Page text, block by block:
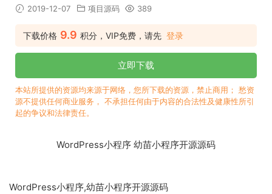
2019-12-07 项目源码 389
下载价格 9.9 积分，VIP免费，请先 登录
立即下载
本站所提供的资源均来源于网络，您所下载的资源，禁止商用； 愁资
源不提供任何商业服务， 不承担任何由于内容的合法性及健康性所引
起的争议和法律责任。
WordPress小程序 幼苗小程序开源源码
WordPress小程序,幼苗小程序开源源码